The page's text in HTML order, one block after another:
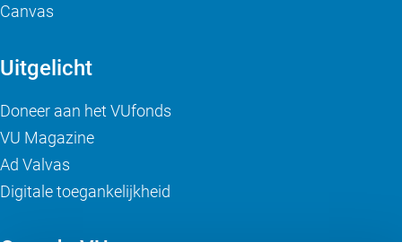
Canvas
Uitgelicht
Doneer aan het VUfonds
VU Magazine
Ad Valvas
Digitale toegankelijkheid